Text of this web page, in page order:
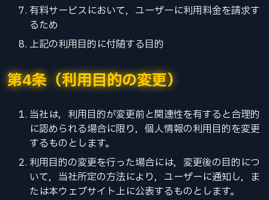
有料サービスにおいて，ユーザーに利用料金を請求す
るため
上記の利用目的に付随する目的
第4条（利用目的の変更）
当社は，利用目的が変更前と関連性を有すると合理的
に認められる場合に限り，個人情報の利用目的を変更
するものとします。
利用目的の変更を行った場合には，変更後の目的につ
いて，当社所定の方法により，ユーザーに通知し，ま
たは本ウェブサイト上に公表するものとします。